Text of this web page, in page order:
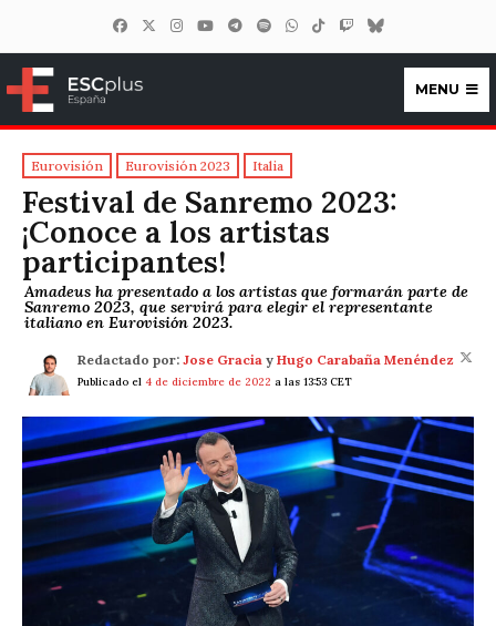
ESCplus España
MENU
Eurovisión Eurovisión 2023 Italia
Festival de Sanremo 2023:
¡Conoce a los artistas
participantes!
Amadeus ha presentado a los artistas que formarán parte de
Sanremo 2023, que servirá para elegir el representante
italiano en Eurovisión 2023.
Redactado por: Jose Gracia y Hugo Carabaña Menéndez
Publicado el 4 de diciembre de 2022 a las 13:53 CET